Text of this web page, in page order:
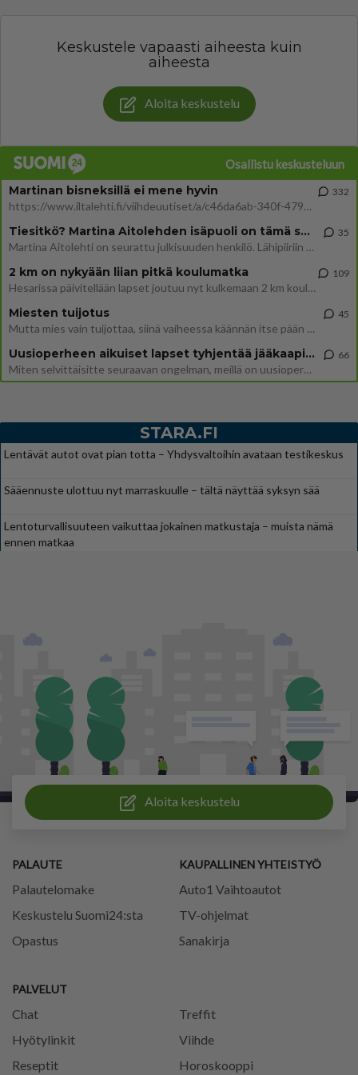
Keskustele vapaasti aiheesta kuin
aiheesta
Aloita keskustelu
Osallistu keskusteluun
Martinan bisneksillä ei mene hyvin
https://www.iltalehti.fi/viihdeuutiset/a/c46da6ab-340f-4790-aaa7-0865eed2336 Yrityksen konkurssihakemus on tullut kärä
332
Tiesitkö? Martina Aitolehden isäpuoli on tämä suosittu laulaja
Martina Aitolehti on seurattu julkisuuden henkilö. Lähipiiriin mahtuu muitakin tunnettuja henkilöitä. Tiesitkö, että Ma
35
2 km on nykyään liian pitkä koulumatka
Hesarissa päivitellään lapset joutuu nyt kulkemaan 2 km kouluun jösses. Ruostefillarilla tuo matka menee vaikka miten äk
109
Miesten tuijotus
Mutta mies vain tuijottaa, siinä vaiheessa käännän itse pään pois. Mikä juttu? Yleensä jos joku tuijottaa tai katsoo, hä
45
Uusioperheen aikuiset lapset tyhjentää jääkaapin käydessään
Miten selvittäisitte seuraavan ongelman, meillä on uusioperhe, minulla teini-ikäiset lapset ja puolisolla aikuiset, jotk
66
STARA.FI
Lentävät autot ovat pian totta – Yhdysvaltoihin avataan testikeskus
Sääennuste ulottuu nyt marraskuulle – tältä näyttää syksyn sää
Lentoturvallisuuteen vaikuttaa jokainen matkustaja – muista nämä
ennen matkaa
Aloita keskustelu
PALAUTE
Palautelomake
Keskustelu Suomi24:sta
Opastus
PALVELUT
Chat
Treffit
Hyötylinkit
Viihde
Reseptit
Horoskooppi
KAUPALLINEN YHTEISTYÖ
Auto1 Vaihtoautot
TV-ohjelmat
Sanakirja